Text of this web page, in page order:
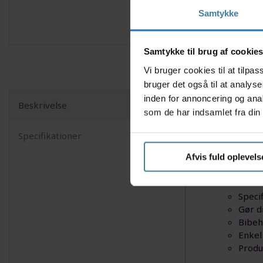
Samtykke
Samtykke til brug af cookies
Vi bruger cookies til at
bruger det også til at
inden for annoncering og
som de har indsamlet fra
Afvis fuld
Beskrivelse
Specifikationer
Hvis du
smarte
du får
og
Nyttige
Gør